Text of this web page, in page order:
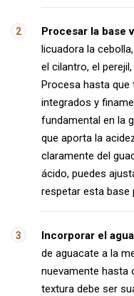
Procesar la base
licuadora la
el cilantro, el
Procesa hasta que
integrados y
fundamental en la
que aporta la
claramente del
ácido, puedes
respetar esta base
Incorporar el
de aguacate a la
nuevamente hasta
textura debe ser